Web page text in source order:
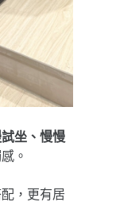
坐、慢慢
。
，更有居